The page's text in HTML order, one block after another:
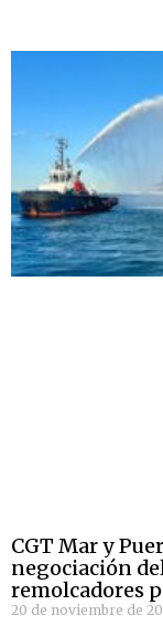
CGT Mar y
negociación
remolcadores
20 de noviembre de